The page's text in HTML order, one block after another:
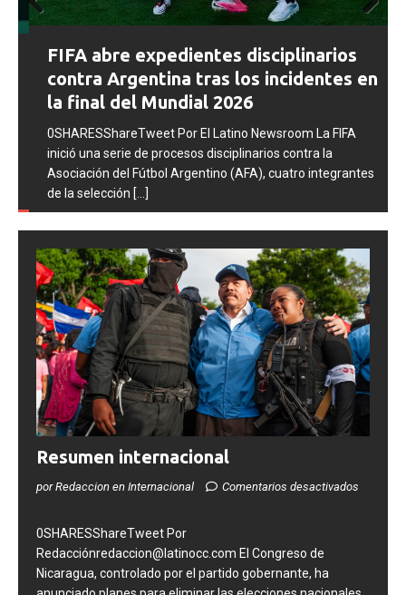
FIFA abre expedientes disciplinarios
contra Argentina tras los incidentes en
la final del Mundial 2026
0SHARESShareTweet Por El Latino Newsroom La FIFA
inició una serie de procesos disciplinarios contra la
Asociación del Fútbol Argentino (AFA), cuatro integrantes
de la selección[...]
Prev
ious
Resumen internacional
por Redaccion en Internacional
0SHARESShareTweet Por
Redacciónredaccion@latinocc.com El Congreso de
Nicaragua, controlado por el partido gobernante, ha